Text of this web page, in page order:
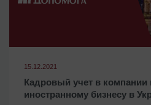
15.12.2021
Кадровый учет в компании
иностранному бизнесу в